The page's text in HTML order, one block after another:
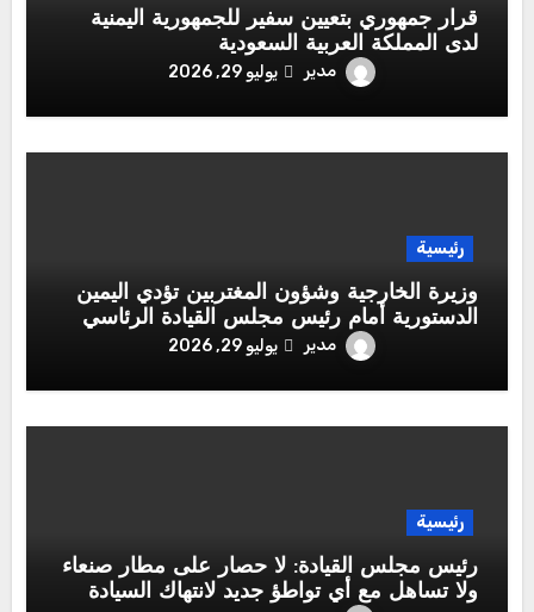
قرار جمهوري بتعيين سفير للجمهورية اليمنية
لدى المملكة العربية السعودية
مدير يوليو 29, 2026
رئيسية
وزيرة الخارجية وشؤون المغتربين تؤدي اليمين
الدستورية أمام رئيس مجلس القيادة الرئاسي
مدير يوليو 29, 2026
رئيسية
رئيس مجلس القيادة: لا حصار على مطار صنعاء
ولا تساهل مع أي تواطؤ جديد لانتهاك السيادة